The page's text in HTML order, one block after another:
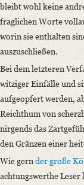
bleibt wohl keine
fraglichen Worte
worin sie enthalten
auszuschließen.
Bei dem letzteren
witziger Einfälle und
aufgeopfert werden,
Reichthum von
nirgends das
den Gränzen einer
Wie gernder große
achtungswerthe